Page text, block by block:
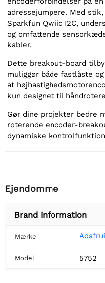
adressejumpere. Med
Sparkfun Qwiic I2C,
og omfattende
kabler.
Dette breakout-board
muliggør både fastlåste
at
kun designet til
Gør dine projekter bedre
roterende encoder-
dynamiske
Ejendomme
Brand information
Mærke
Model 5752